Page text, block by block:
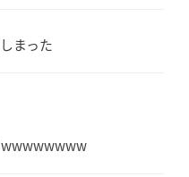
まった
wwwwwwww